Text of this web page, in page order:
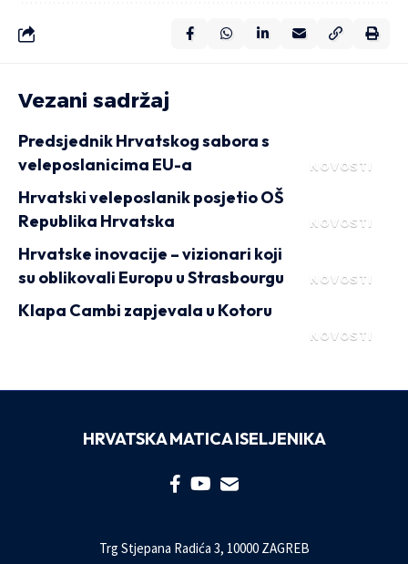
Vezani sadržaj
NOVOSTI
Predsjednik Hrvatskog sabora s
veleposlanicima EU-a
NOVOSTI
Hrvatski veleposlanik posjetio OŠ
Republika Hrvatska
NOVOSTI
Hrvatske inovacije – vizionari koji
su oblikovali Europu u Strasbourgu
NOVOSTI
Klapa Cambi zapjevala u Kotoru
HRVATSKA MATICA ISELJENIKA
Trg Stjepana Radića 3, 10000 ZAGREB